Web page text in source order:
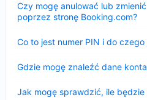
Czy mogę anulować lub
poprzez stronę Booking.com?
Co to jest numer PIN i do
Gdzie mogę znaleźć dane
Jak mogę sprawdzić, ile będzie